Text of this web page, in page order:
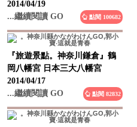
...繼續閱讀 GO
『旅遊景點。神奈川鎌倉』鶴
岡八幡宮 日本三大八幡宮
2014/04/17
...繼續閱讀 GO
『食記。神奈川箱根』游膳家